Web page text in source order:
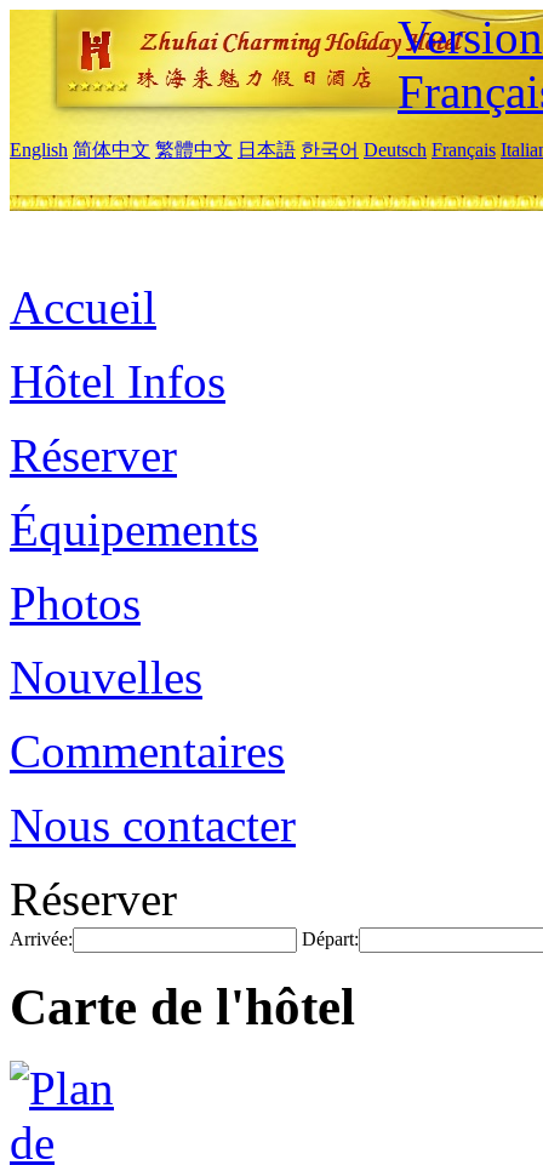
English 简体中文 繁體中文 日本語 한국어 Deutsch Français
Accueil
Hôtel Infos
Réserver
Équipements
Photos
Nouvelles
Commentaires
Nous contacter
Réserver
Arrivée: Départ:
Carte de l'hôtel